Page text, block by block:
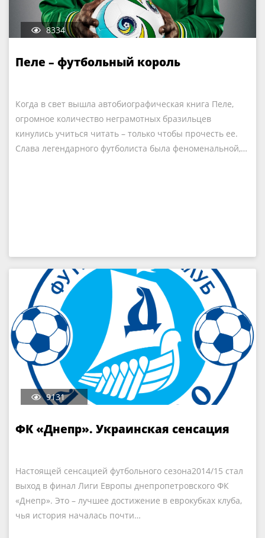
8334
Пеле – футбольный король
Когда в свет вышла автобиографическая книга Пеле,
огромное количество неграмотных бразильцев
кинулись учиться читать – только чтобы прочесть ее.
Слава легендарного футболиста была феноменальной,…
9131
ФК «Днепр». Украинская сенсация
Настоящей сенсацией футбольного сезона2014/15 стал
выход в финал Лиги Европы днепропетровского ФК
«Днепр». Это – лучшее достижение в еврокубках клуба,
чья история началась почти…